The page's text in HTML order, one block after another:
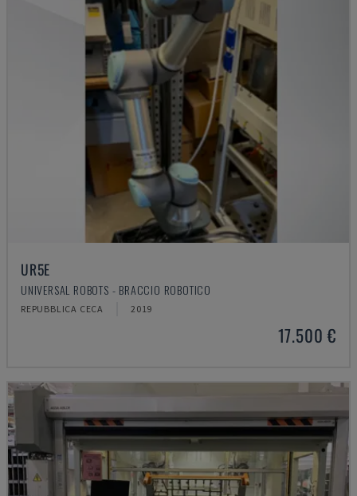
UR5E
UNIVERSAL ROBOTS - BRACCIO ROBOTICO
REPUBBLICA CECA 2019
17.500 €